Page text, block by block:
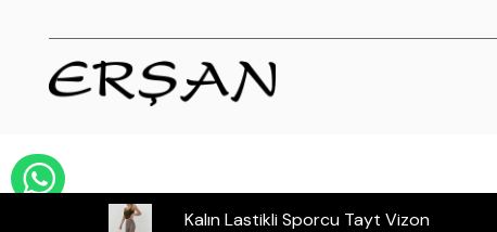
Kalın Lastikli Sporcu Tayt Vizon